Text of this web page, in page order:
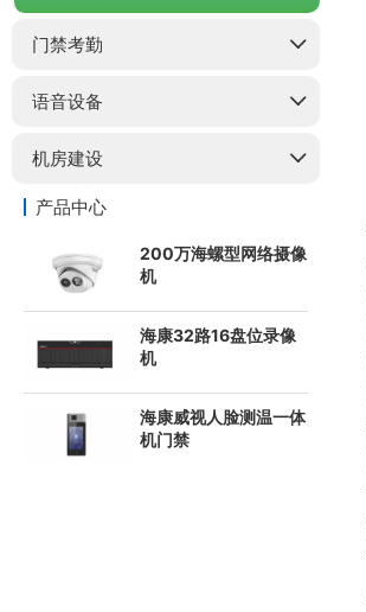
门禁考勤
语音设备
机房建设
产品中心
200万海螺型网络摄像
机
海康32路16盘位录像
机
海康威视人脸测温一体
机门禁